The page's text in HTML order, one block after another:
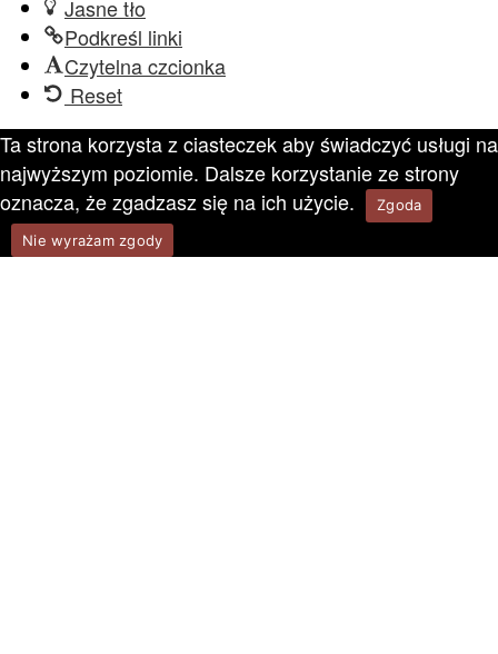
Jasne tło
Podkreśl linki
Czytelna czcionka
Reset
Ta strona korzysta z ciasteczek aby świadczyć usługi na
najwyższym poziomie. Dalsze korzystanie ze strony
oznacza, że zgadzasz się na ich użycie.
Zgoda
Nie wyrażam zgody